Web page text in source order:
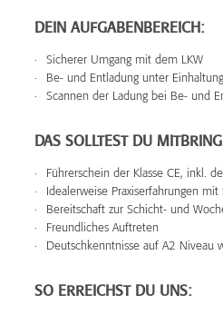
DEIN AUFGABENBEREICH:
Sicherer Umgang mit dem LKW
Be- und Entladung unter
Scannen der Ladung bei Be- und
DAS SOLLTEST DU
Führerschein der Klasse CE, inkl.
Idealerweise Praxiserfahrungen
Bereitschaft zur Schicht- und
Freundliches Auftreten
Deutschkenntnisse auf A2 Niveau
SO ERREICHST DU UNS: